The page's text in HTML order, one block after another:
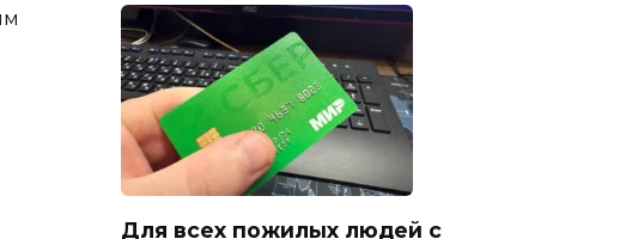
Для всех пожилых людей с